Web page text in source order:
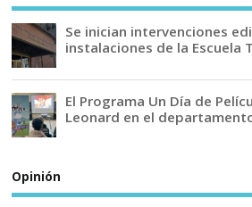
Se inician intervenciones
instalaciones de la Escuela
El Programa Un Día de
Leonard en el
Opinión